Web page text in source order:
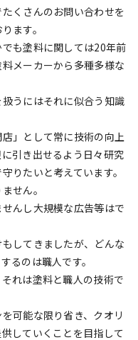
くさんのお問い合わせを
ます。
も塗料に関しては20年前
メーカーから多種多様な
うにはそれに似合う知識
」として常に技術の向上
引き出せるよう日々研究
りたいと考えています。
せん。
んし大規模な広告等はで
してきましたが、どんな
るのは職人です。
れは塗料と職人の技術で
可能な限り省き、クオリ
していくことを目指して